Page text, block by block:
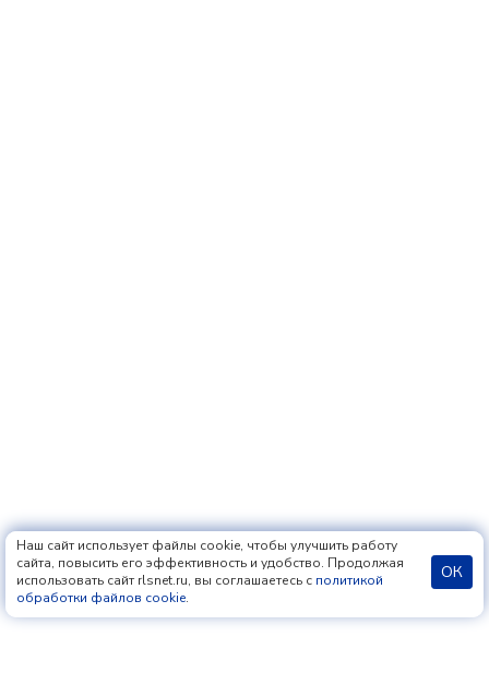
Наш сайт использует файлы cookie, чтобы улучшить работу
сайта, повысить его эффективность и удобство. Продолжая
использовать сайт rlsnet.ru, вы соглашаетесь с политикой
обработки файлов cookie.
ОК